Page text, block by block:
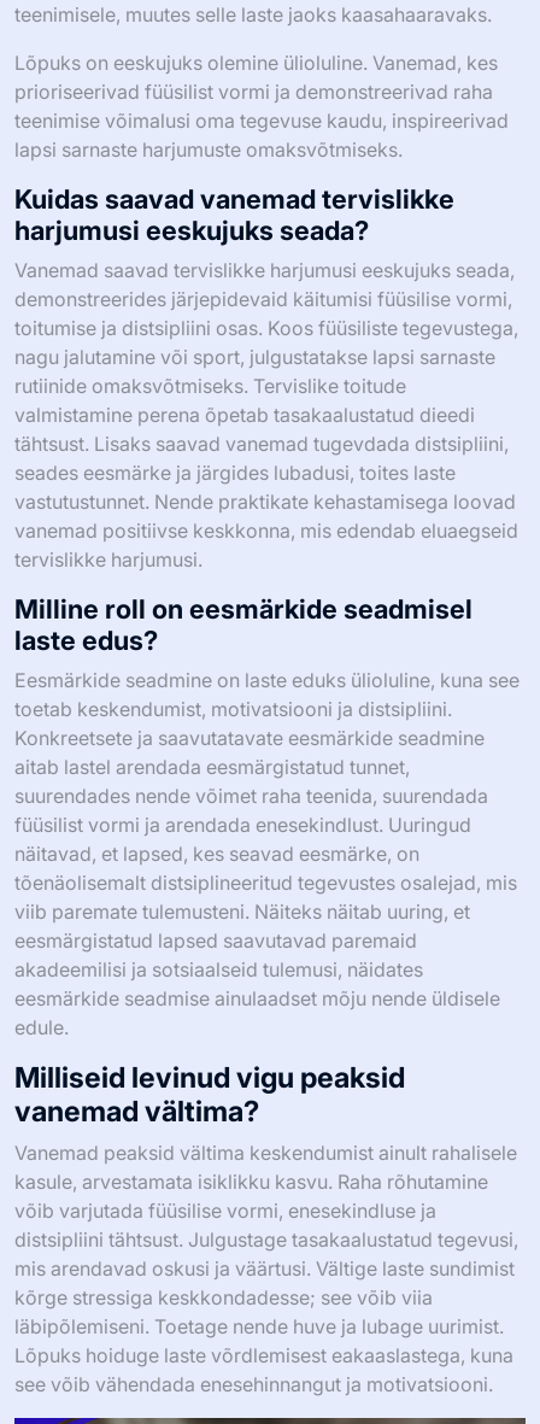
teenimisele, muutes selle laste jaoks kaasahaaravaks.
Lõpuks on eeskujuks olemine ülioluline. Vanemad, kes
prioriseerivad füüsilist vormi ja demonstreerivad raha
teenimise võimalusi oma tegevuse kaudu, inspireerivad
lapsi sarnaste harjumuste omaksvõtmiseks.
Kuidas saavad vanemad tervislikke
harjumusi eeskujuks seada?
Vanemad saavad tervislikke harjumusi eeskujuks seada,
demonstreerides järjepidevaid käitumisi füüsilise vormi,
toitumise ja distsipliini osas. Koos füüsiliste tegevustega,
nagu jalutamine või sport, julgustatakse lapsi sarnaste
rutiinide omaksvõtmiseks. Tervislike toitude
valmistamine perena õpetab tasakaalustatud dieedi
tähtsust. Lisaks saavad vanemad tugevdada distsipliini,
seades eesmärke ja järgides lubadusi, toites laste
vastutustunnet. Nende praktikate kehastamisega loovad
vanemad positiivse keskkonna, mis edendab eluaegseid
tervislikke harjumusi.
Milline roll on eesmärkide seadmisel
laste edus?
Eesmärkide seadmine on laste eduks ülioluline, kuna see
toetab keskendumist, motivatsiooni ja distsipliini.
Konkreetsete ja saavutatavate eesmärkide seadmine
aitab lastel arendada eesmärgistatud tunnet,
suurendades nende võimet raha teenida, suurendada
füüsilist vormi ja arendada enesekindlust. Uuringud
näitavad, et lapsed, kes seavad eesmärke, on
tõenäolisemalt distsiplineeritud tegevustes osalejad, mis
viib paremate tulemusteni. Näiteks näitab uuring, et
eesmärgistatud lapsed saavutavad paremaid
akadeemilisi ja sotsiaalseid tulemusi, näidates
eesmärkide seadmise ainulaadset mõju nende üldisele
edule.
Milliseid levinud vigu peaksid
vanemad vältima?
Vanemad peaksid vältima keskendumist ainult rahalisele
kasule, arvestamata isiklikku kasvu. Raha rõhutamine
võib varjutada füüsilise vormi, enesekindluse ja
distsipliini tähtsust. Julgustage tasakaalustatud tegevusi,
mis arendavad oskusi ja väärtusi. Vältige laste sundimist
kõrge stressiga keskkondadesse; see võib viia
läbipõlemiseni. Toetage nende huve ja lubage uurimist.
Lõpuks hoiduge laste võrdlemisest eakaaslastega, kuna
see võib vähendada enesehinnangut ja motivatsiooni.